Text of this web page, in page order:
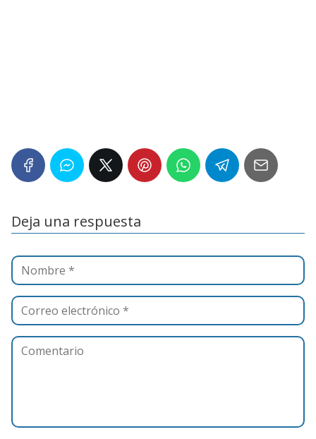
Deja una respuesta